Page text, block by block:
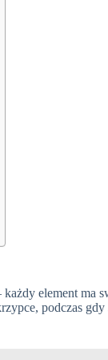
element ma
podczas gdy